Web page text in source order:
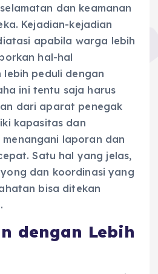
dan keamanan
Kejadian-kejadian
apabila warga lebih
hal-hal
lebih peduli dengan
ini tentu saja harus
dari aparat penegak
kapasitas dan
menangani laporan dan
Satu hal yang jelas,
dan koordinasi yang
bisa ditekan
dengan Lebih